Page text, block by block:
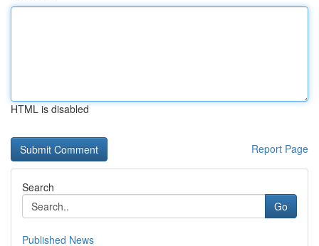
HTML is disabled
Report Page
Search
Go
Published News